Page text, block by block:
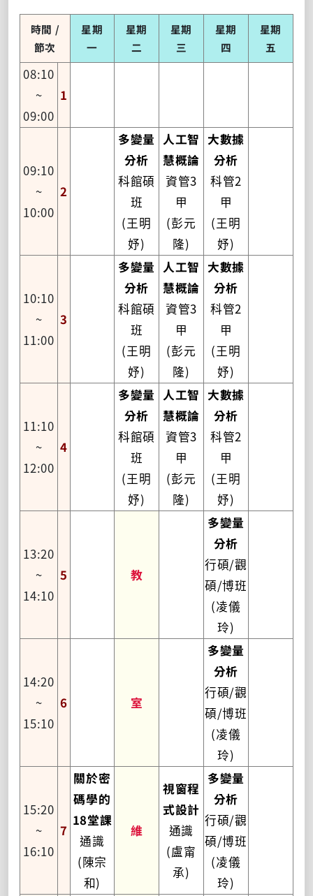
時間 /
節次
星期
一
星期
二
星期
三
星期
四
星期
五
08:10
~
09:00
1
09:10
~
10:00
2
多變量
分析
科館碩
班
(王明
妤)
人工智
慧概論
資管3
甲
(彭元
隆)
大數據
分析
科管2
甲
(王明
妤)
10:10
~
11:00
3
多變量
分析
科館碩
班
(王明
妤)
人工智
慧概論
資管3
甲
(彭元
隆)
大數據
分析
科管2
甲
(王明
妤)
11:10
~
12:00
4
多變量
分析
科館碩
班
(王明
妤)
人工智
慧概論
資管3
甲
(彭元
隆)
大數據
分析
科管2
甲
(王明
妤)
13:20
~
14:10
5 教
多變量
分析
行碩/觀
碩/博班
(凌儀
玲)
14:20
~
15:10
6 室
多變量
分析
行碩/觀
碩/博班
(凌儀
玲)
15:20
~
16:10
7
關於密
碼學的
18堂課
通識
(陳宗
和)
維
視窗程
式設計
通識
(盧甯
承)
多變量
分析
行碩/觀
碩/博班
(凌儀
玲)